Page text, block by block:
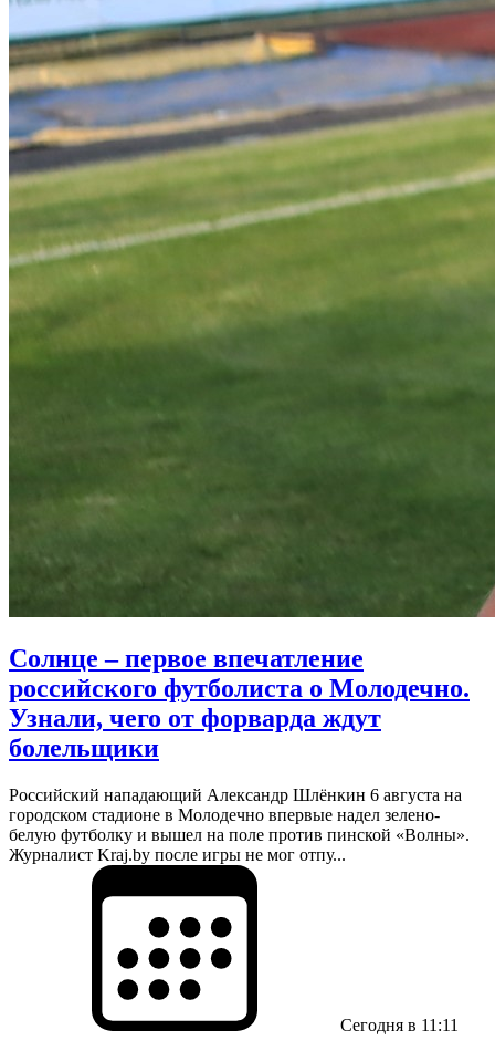
Солнце – первое впечатление
российского футболиста о Молодечно.
Узнали, чего от форварда ждут
болельщики
Российский нападающий Александр Шлёнкин 6 августа на
городском стадионе в Молодечно впервые надел зелено-
белую футболку и вышел на поле против пинской «Волны».
Журналист Kraj.by после игры не мог отпу...
Сегодня в 11:11